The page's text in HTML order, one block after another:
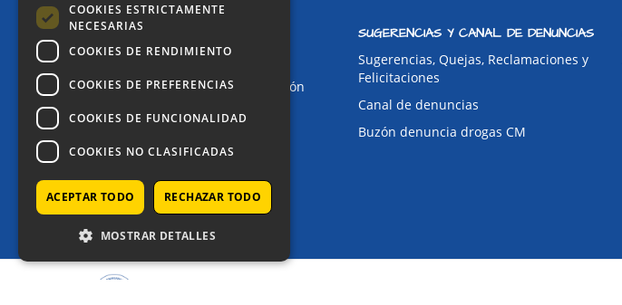
CONTACTO
Dirección:
Avda. de Pablo Iglesias, 4. Alcorcón
Teléfonos:
Secretaría Infantil:91 643 61 33
Email:
alkor@colegioalkor.com
SUGERENCIAS Y CANAL DE DENUNCIAS
Sugerencias, Quejas, Reclamaciones y
Felicitaciones
Canal de denuncias
Buzón denuncia drogas CM
COOKIES ESTRICTAMENTE
NECESARIAS
COOKIES DE RENDIMIENTO
COOKIES DE PREFERENCIAS
COOKIES DE FUNCIONALIDAD
COOKIES NO CLASIFICADAS
ACEPTAR TODO RECHAZAR TODO
MOSTRAR DETALLES